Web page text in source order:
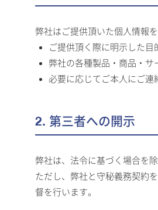
弊社はご提供頂いた個人情報
ご提供頂く際に明示した目
弊社の各種製品・商品・
必要に応じてご本人にご連
2. 第三者への開示
弊社は、法令に基づく場合を
ただし、弊社と守秘義務契約
督を行います。